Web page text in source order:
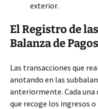
exterior.
El Registro de
Balanza de Pagos
Las transacciones que
anotando en las
anteriormente. Cada una
que recoge los ingresos